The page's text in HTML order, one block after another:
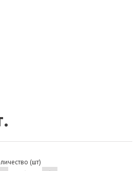
(шт)